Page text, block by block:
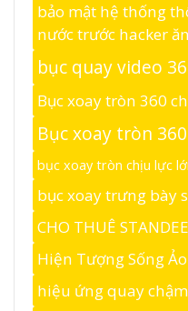
bảo mật hệ thống
nước trước hacker
bục quay video
Bục xoay tròn 360
Bục xoay tròn
bục xoay tròn chịu lực
bục xoay trưng bày
CHO THUÊ
Hiện Tượng Sống Ảo
hiệu ứng quay